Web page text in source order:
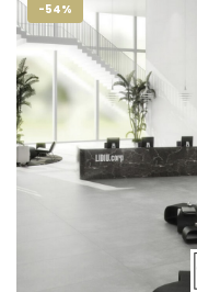
-54%